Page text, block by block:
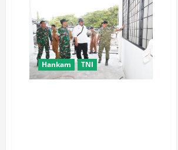
Kodim
0812/Lamongan
Beri
Pembekalan
Kepada
Siswa
Siswi
TK
Kartika
Hankam TNI